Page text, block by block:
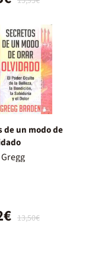
de un modo de
13,50€